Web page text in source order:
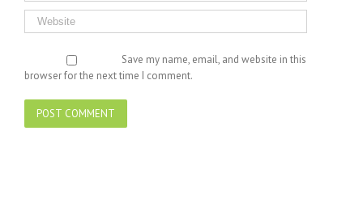
Save my name, email, and website in this
browser for the next time I comment.